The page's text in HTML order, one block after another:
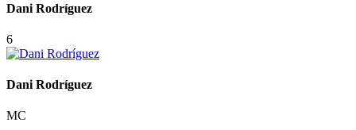
Dani Rodríguez
6
Dani Rodríguez
MC